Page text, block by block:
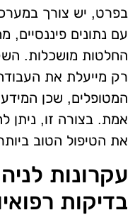
בפרט, יש צורך
עם נתונים פיננסיים,
החלטות מושכלות.
רק מייעלת את
המטופלים, שכן המידע
אמת. בצורה זו, ניתן
את הטיפול הטוב
עקרונות
בדיקות